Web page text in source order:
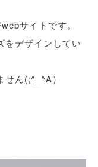
サイトです。
をデザインしてい
ん(;^_^A）